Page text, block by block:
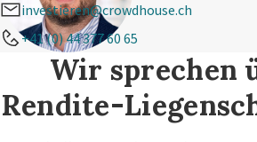
investieren@crowdhouse.ch
+41 (0) 44 377 60 65
Wir sprechen
Rendite-